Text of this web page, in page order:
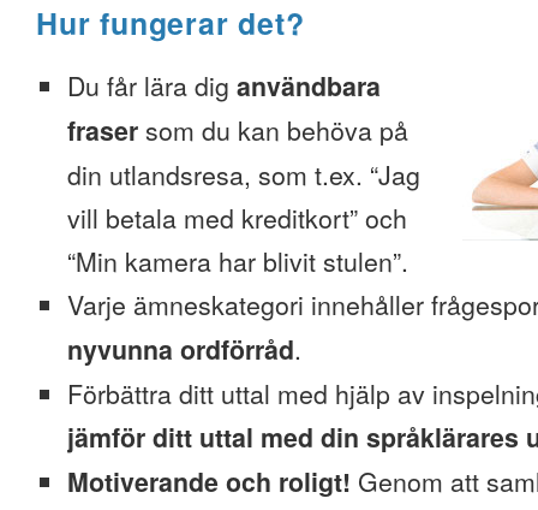
Hur fungerar det?
Du får lära dig användbara
fraser som du kan behöva på
din utlandsresa, som t.ex. “Jag
vill betala med kreditkort” och
“Min kamera har blivit stulen”.
Varje ämneskategori innehåller
nyvunna ordförråd.
Förbättra ditt uttal med hjälp av
jämför ditt uttal med din språklärares
Motiverande och roligt! Genom att